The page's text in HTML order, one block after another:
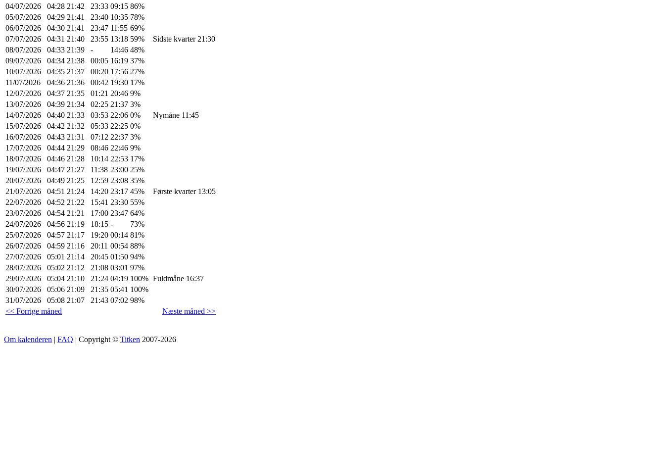
04/07/2026
04:28 21:42 23:33 09:15 86%
05/07/2026
04:29 21:41 23:40 10:35 78%
06/07/2026
04:30 21:41 23:47 11:55 69%
07/07/2026
04:31 21:40 23:55 13:18 59%
Sidste kvarter 21:30
08/07/2026
04:33 21:39 - 14:46 48%
09/07/2026
04:34 21:38 00:05 16:19 37%
10/07/2026
04:35 21:37 00:20 17:56 27%
11/07/2026
04:36 21:36 00:42 19:30 17%
12/07/2026
04:37 21:35 01:21 20:46 9%
13/07/2026
04:39 21:34 02:25 21:37 3%
14/07/2026
04:40 21:33 03:53 22:06 0%
Nymåne 11:45
15/07/2026
04:42 21:32 05:33 22:25 0%
16/07/2026
04:43 21:31 07:12 22:37 3%
17/07/2026
04:44 21:29 08:46 22:46 9%
18/07/2026
04:46 21:28 10:14 22:53 17%
19/07/2026
04:47 21:27 11:38 23:00 25%
20/07/2026
04:49 21:25 12:59 23:08 35%
21/07/2026
04:51 21:24 14:20 23:17 45%
Første kvarter 13:05
22/07/2026
04:52 21:22 15:41 23:30 55%
23/07/2026
04:54 21:21 17:00 23:47 64%
24/07/2026
04:56 21:19 18:15 -
73%
25/07/2026
04:57 21:17 19:20 00:14 81%
26/07/2026
04:59 21:16 20:11 00:54 88%
27/07/2026
05:01 21:14 20:45 01:50 94%
28/07/2026
05:02 21:12 21:08 03:01 97%
29/07/2026
05:04 21:10 21:24 04:19 100% Fuldmåne 16:37
30/07/2026
05:06 21:09 21:35 05:41 100%
31/07/2026
05:08 21:07 21:43 07:02 98%
<< Forrige måned
Næste måned >>
Om kalenderen | FAQ | Copyright © Titken 2007-2026